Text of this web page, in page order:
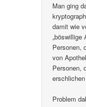
Man ging
damit wie
Personen,
von
Personen,
Problem